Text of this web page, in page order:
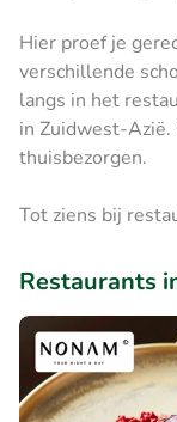
Hier proef je
verschillende
langs in het
in Zuidwest-
thuisbezorgen.
Tot ziens bij
Restaurants